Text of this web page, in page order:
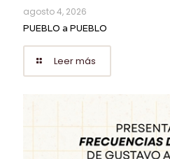
agosto 4, 2026
PUEBLO a PUEBLO
Leer más